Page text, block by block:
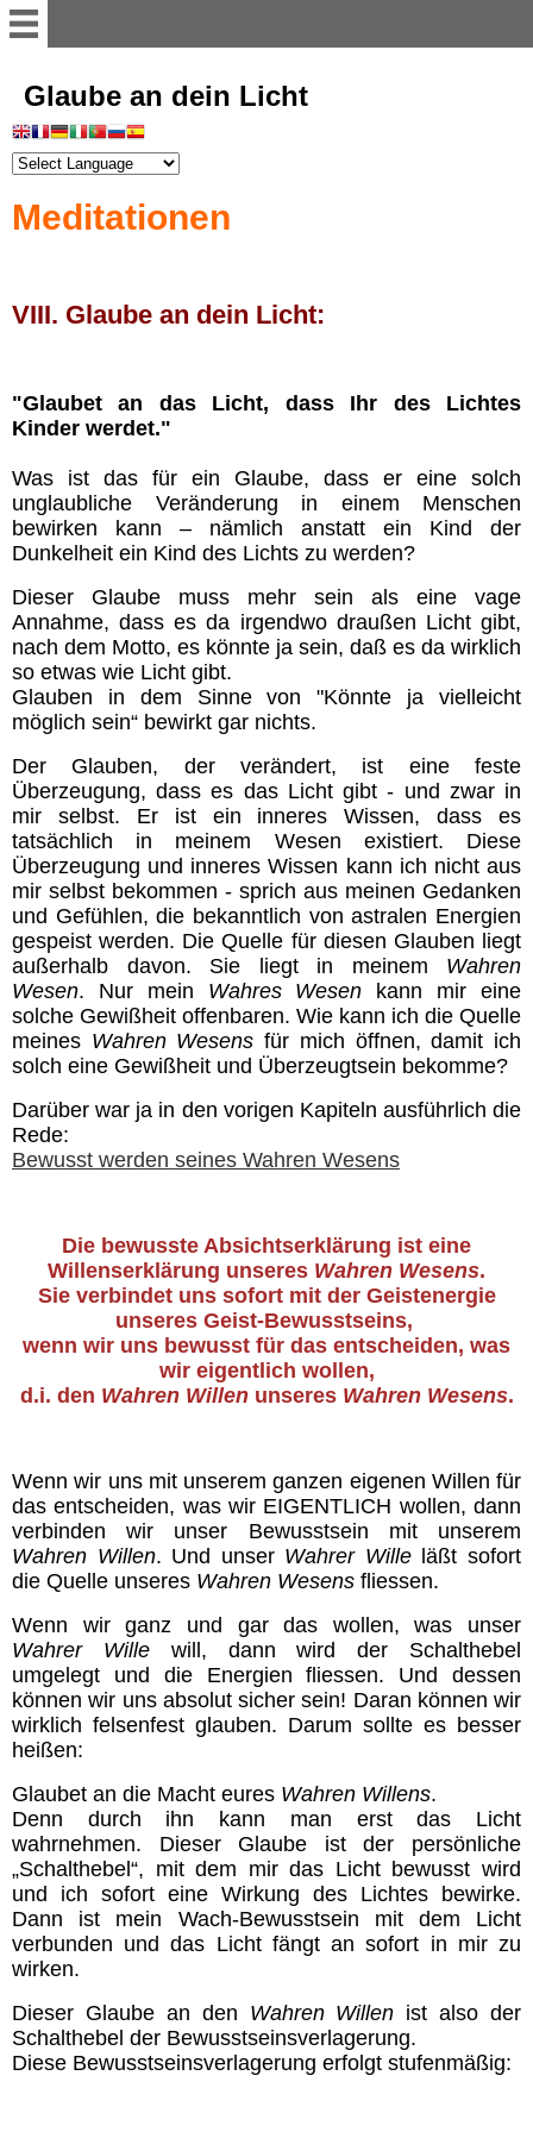
Willkommen
Register
Vorwort
Dimensionen
Astralwesen
Chakren
Geistwesen
Lichtwesen
Transformation
Meditationen
Energiezentren Übersicht
Tägliche Übungen
Gefährliche Meditationen
Lebensenergie
Jesus
Essener Schriftrollen
Weisheiten
Erklärung
Oriano´s Blog
Direkter Kontakt
Mitglieder
Glaube an dein Licht
Meditationen
VIII. Glaube an dein Licht:
"Glaubet an das Licht, dass Ihr des Lichtes
Kinder werdet."
Was ist das für ein Glaube, dass er eine solch
unglaubliche Veränderung in einem Menschen
bewirken kann – nämlich anstatt ein Kind der
Dunkelheit ein Kind des Lichts zu werden?
Dieser Glaube muss mehr sein als eine vage
Annahme, dass es da irgendwo draußen Licht gibt,
nach dem Motto, es könnte ja sein, daß es da wirklich
so etwas wie Licht gibt.
Glauben in dem Sinne von "Könnte ja vielleicht
möglich sein“ bewirkt gar nichts.
Der Glauben, der verändert, ist eine feste
Überzeugung, dass es das Licht gibt - und zwar in
mir selbst. Er ist ein inneres Wissen, dass es
tatsächlich in meinem Wesen existiert. Diese
Überzeugung und inneres Wissen kann ich nicht aus
mir selbst bekommen - sprich aus meinen Gedanken
und Gefühlen, die bekanntlich von astralen Energien
gespeist werden. Die Quelle für diesen Glauben liegt
außerhalb davon. Sie liegt in meinem Wahren
Wesen. Nur mein Wahres Wesen kann mir eine
solche Gewißheit offenbaren. Wie kann ich die Quelle
meines Wahren Wesens für mich öffnen, damit ich
solch eine Gewißheit und Überzeugtsein bekomme?
Darüber war ja in den vorigen Kapiteln ausführlich die
Rede:
Bewusst werden seines Wahren Wesens
Die bewusste Absichtserklärung ist eine
Willenserklärung unseres Wahren Wesens.
Sie verbindet uns sofort mit der Geistenergie
unseres Geist-Bewusstseins,
wenn wir uns bewusst für das entscheiden, was
wir eigentlich wollen,
d.i. den Wahren Willenunseres Wahren Wesens.
Wenn wir uns mit unserem ganzen eigenen Willen für
das entscheiden, was wir EIGENTLICH wollen, dann
verbinden wir unser Bewusstsein mit unserem
Wahren Willen. Und unser Wahrer Willeläßt sofort
die Quelle unseres Wahren Wesens fliessen.
Wenn wir ganz und gar das wollen, was unser
Wahrer Willewill, dann wird der Schalthebel
umgelegt und die Energien fliessen. Und dessen
können wir uns absolut sicher sein! Daran können wir
wirklich felsenfest glauben. Darum sollte es besser
heißen:
Glaubet an die Macht eures Wahren Willens.
Denn durch ihn kann man erst das Licht
wahrnehmen. Dieser Glaube ist der persönliche
„Schalthebel“, mit dem mir das Licht bewusst wird
und ich sofort eine Wirkung des Lichtes bewirke.
Dann ist mein Wach-Bewusstsein mit dem Licht
verbunden und das Licht fängt an sofort in mir zu
wirken.
Dieser Glaube an den Wahren Willen ist also der
Schalthebel der Bewusstseinsverlagerung.
Diese Bewusstseinsverlagerung erfolgt stufenmäßig: